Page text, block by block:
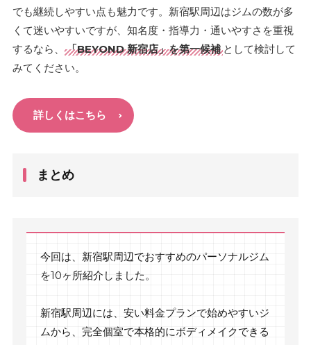
でも継続しやすい点も魅力です。新宿駅周辺はジムの数が多
くて迷いやすいですが、知名度・指導力・通いやすさを重視
するなら、
「BEYOND 新宿店」を第一候補として検討して
みてください。
詳しくはこちら
まとめ
今回は、新宿駅周辺でおすすめのパーソナルジム
を10ヶ所紹介しました。
新宿駅周辺には、安い料金プランで始めやすいジ
ムから、完全個室で本格的にボディメイクできる